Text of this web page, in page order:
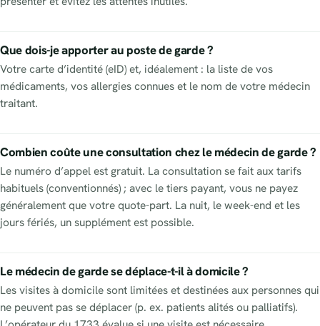
Que dois-je apporter au poste de garde ?
Votre carte d’identité (eID) et, idéalement : la liste de vos
médicaments, vos allergies connues et le nom de votre médecin
traitant.
Combien coûte une consultation chez le médecin de garde ?
Le numéro d’appel est gratuit. La consultation se fait aux tarifs
habituels (conventionnés) ; avec le tiers payant, vous ne payez
généralement que votre quote-part. La nuit, le week-end et les
jours fériés, un supplément est possible.
Le médecin de garde se déplace-t-il à domicile ?
Les visites à domicile sont limitées et destinées aux personnes qui
ne peuvent pas se déplacer (p. ex. patients alités ou palliatifs).